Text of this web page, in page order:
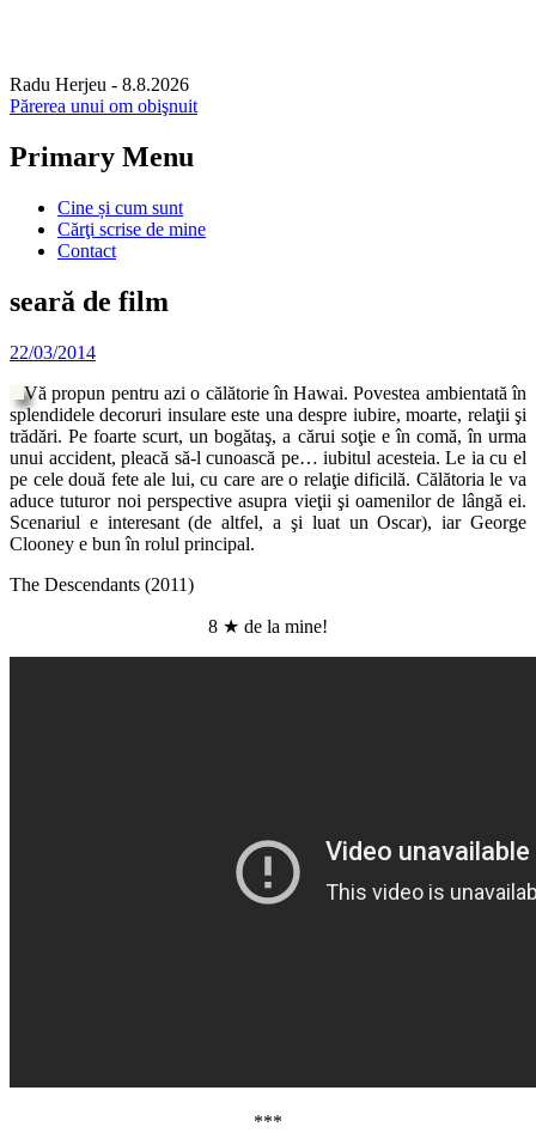
Radu Herjeu - 8.8.2026
Părerea unui om obişnuit
Primary Menu
Skip
content
Cine și cum sunt
Cărţi scrise de mine
Contact
seară de film
22/03/2014
Vă propun pentru azi o călătorie în Hawai. Povestea ambientată în
splendidele decoruri insulare este una despre iubire, moarte, relaţii şi
trădări. Pe foarte scurt, un bogătaş, a cărui soţie e în comă, în urma
unui accident, pleacă să-l cunoască pe… iubitul acesteia. Le ia cu el
pe cele două fete ale lui, cu care are o relaţie dificilă. Călătoria le va
aduce tuturor noi perspective asupra vieţii şi oamenilor de lângă ei.
Scenariul e interesant (de altfel, a şi luat un Oscar), iar George
Clooney e bun în rolul principal.
The Descendants (2011)
8 ★ de la mine!
***